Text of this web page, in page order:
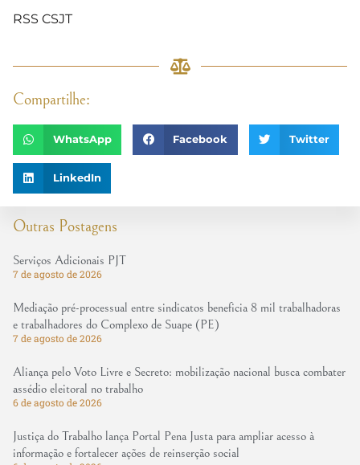
Outras Postagens
Serviços Adicionais PJT
7 de agosto de 2026
Mediação pré-processual entre sindicatos beneficia 8 mil trabalhadoras
e trabalhadores do Complexo de Suape (PE)
7 de agosto de 2026
Aliança pelo Voto Livre e Secreto: mobilização nacional busca combater
assédio eleitoral no trabalho
6 de agosto de 2026
Justiça do Trabalho lança Portal Pena Justa para ampliar acesso à
informação e fortalecer ações de reinserção social
RSS CSJT
Compartilhe:
WhatsApp Facebook Twitter
LinkedIn